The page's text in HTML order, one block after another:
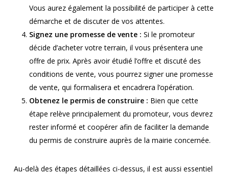
Vous aurez également la possibilité de participer à cette
démarche et de discuter de vos attentes.
Signez une promesse de vente : Si le promoteur
décide d’acheter votre terrain, il vous présentera une
offre de prix. Après avoir étudié l’offre et discuté des
conditions de vente, vous pourrez signer une promesse
de vente, qui formalisera et encadrera l’opération.
Obtenez le permis de construire : Bien que cette
étape relève principalement du promoteur, vous devrez
rester informé et coopérer afin de faciliter la demande
du permis de construire auprès de la mairie concernée.
Au-delà des étapes détaillées ci-dessus, il est aussi essentiel